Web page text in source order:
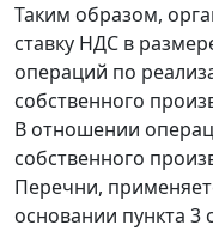
Таким образом,
ставку НДС в
операций по
собственного
В отношении
собственного
Перечни,
основании пункта 3